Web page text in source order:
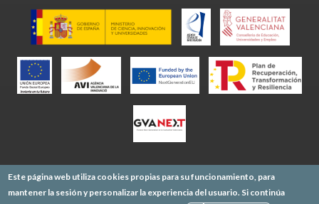
Este página web utiliza cookies propias para su funcionamiento, para
mantener la sesión y personalizar la experiencia del usuario. Si continúa